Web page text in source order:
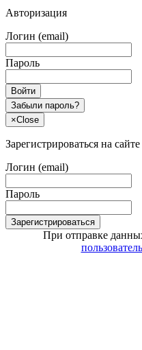
Авторизация
Логин (email)
Пароль
Войти
Забыли пароль?
×Close
Зарегистрироваться на сайте
Логин (email)
Пароль
Зарегистрироваться
При отправке